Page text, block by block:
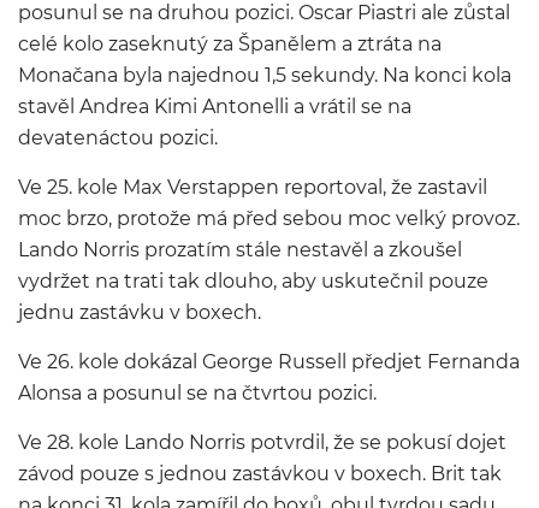
posunul se na druhou pozici. Oscar Piastri ale zůstal
celé kolo zaseknutý za Španělem a ztráta na
Monačana byla najednou 1,5 sekundy. Na konci kola
stavěl Andrea Kimi Antonelli a vrátil se na
devatenáctou pozici.
Ve 25. kole Max Verstappen reportoval, že zastavil
moc brzo, protože má před sebou moc velký provoz.
Lando Norris prozatím stále nestavěl a zkoušel
vydržet na trati tak dlouho, aby uskutečnil pouze
jednu zastávku v boxech.
Ve 26. kole dokázal George Russell předjet Fernanda
Alonsa a posunul se na čtvrtou pozici.
Ve 28. kole Lando Norris potvrdil, že se pokusí dojet
závod pouze s jednou zastávkou v boxech. Brit tak